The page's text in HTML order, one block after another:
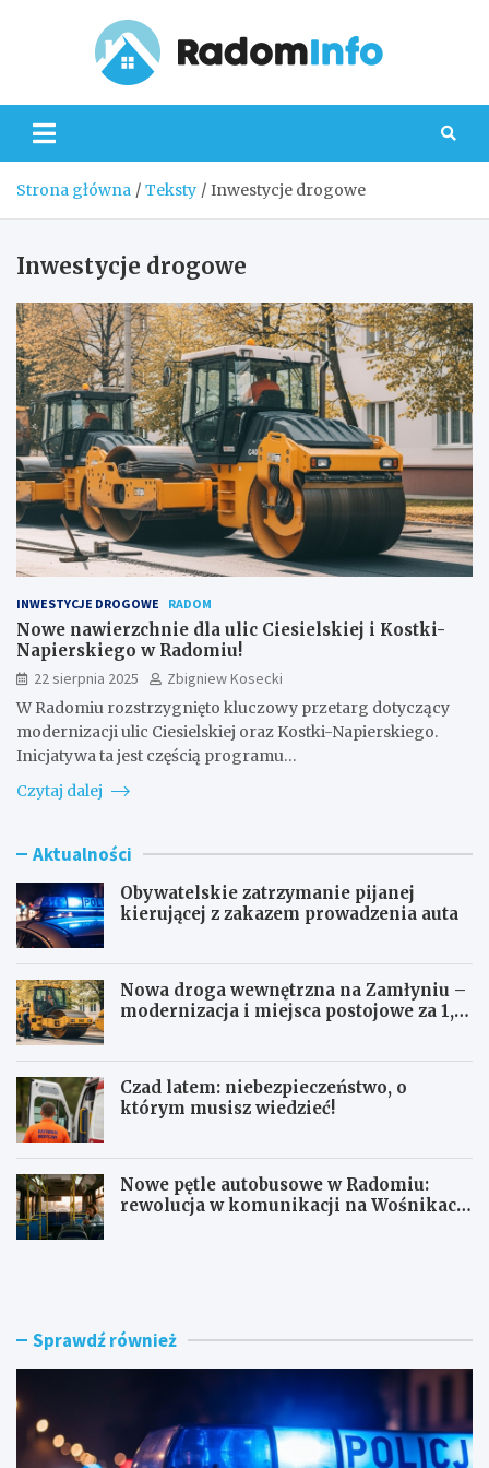
Strona główna Teksty Inwestycje drogowe
Inwestycje drogowe
INWESTYCJE DROGOWE RADOM
Nowe nawierzchnie dla ulic Ciesielskiej i Kostki-
Napierskiego w Radomiu!
22 sierpnia 2025
Zbigniew Kosecki
W Radomiu rozstrzygnięto kluczowy przetarg dotyczący
modernizacji ulic Ciesielskiej oraz Kostki-Napierskiego.
Inicjatywa ta jest częścią programu…
Czytaj dalej
Aktualności
Obywatelskie zatrzymanie pijanej
kierującej z zakazem prowadzenia auta
Nowa droga wewnętrzna na Zamłyniu –
modernizacja i miejsca postojowe za 1,1
Czad latem: niebezpieczeństwo, o
którym musisz wiedzieć!
Nowe pętle autobusowe w Radomiu:
rewolucja w komunikacji na Wośnikach,
O
t
s
k
N
r
a
w
Sprawdź również